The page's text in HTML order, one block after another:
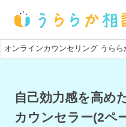
オンラインカウンセリング うらら
自己効力感を高め
カウンセラー(2ペ